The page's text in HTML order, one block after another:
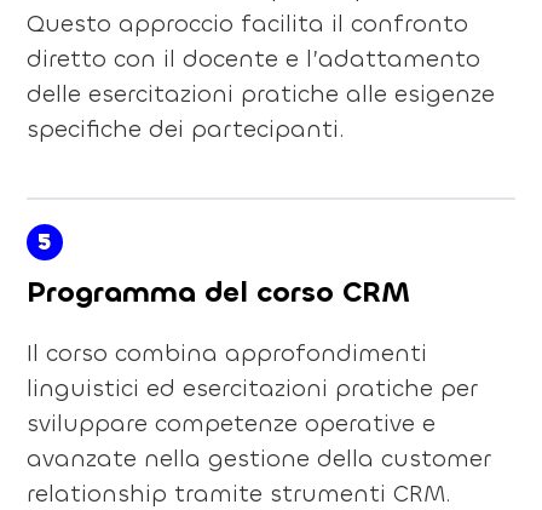
Questo approccio facilita il confronto
diretto con il docente e l’adattamento
delle esercitazioni pratiche alle esigenze
specifiche dei partecipanti.
5
Programma del corso CRM
Il corso combina approfondimenti
linguistici ed esercitazioni pratiche per
sviluppare competenze operative e
avanzate nella gestione della customer
relationship tramite strumenti CRM.